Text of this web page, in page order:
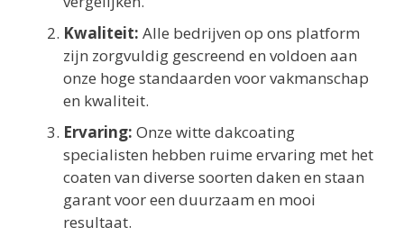
Kwaliteit: Alle bedrijven op ons platform
zijn zorgvuldig gescreend en voldoen aan
onze hoge standaarden voor vakmanschap
en kwaliteit.
Ervaring: Onze witte dakcoating
specialisten hebben ruime ervaring met het
coaten van diverse soorten daken en staan
garant voor een duurzaam en mooi
resultaat.